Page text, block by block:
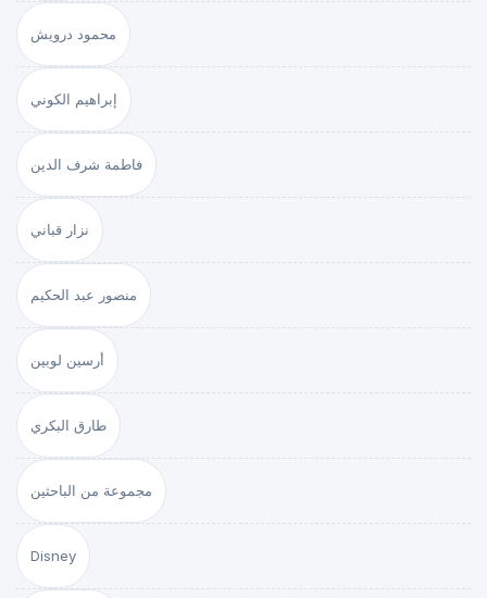
محمود درويش
إبراهيم الكوني
فاطمة شرف الدين
نزار قباني
منصور عبد الحكيم
أرسين لوبين
طارق البكري
مجموعة من الباحثين
Disney